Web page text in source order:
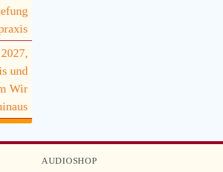
und
Wir
AUDIOSHOP